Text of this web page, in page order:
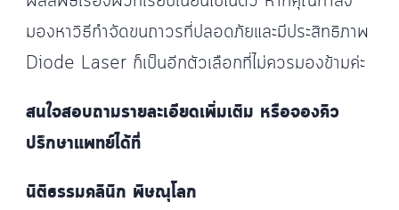
มองหาวิธีกำจัดขนถาวรที่ปลอดภัยและมีประสิทธิภาพ
Diode Laser ก็เป็นอีกตัวเลือกที่ไม่ควรมองข้ามค่ะ
สนใจสอบถามรายละเอียดเพิ่มเติม หรือจองคิว
ปรึกษาแพทย์ได้ที่
นิติธรรมคลินิก พิษณุโลก